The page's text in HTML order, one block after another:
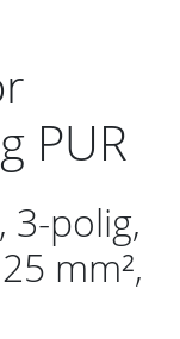
PUR
3-polig,
mm²,